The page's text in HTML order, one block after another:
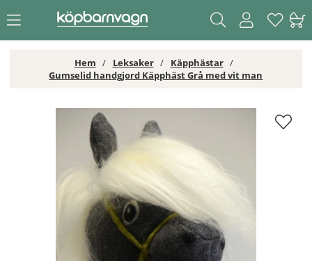
Hem Leksaker
Käpphästar
Gumselid handgjord Käpphäst Grå med vit man
Gumselid handgjord Käpphäst Grå med vit man